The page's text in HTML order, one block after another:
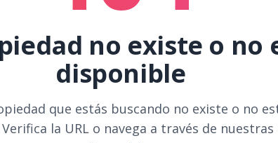
no existe o no
disponible
que estás buscando no existe o no
la URL o navega a través de